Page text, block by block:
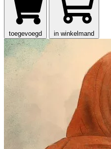
toegevoegd in winkelmand